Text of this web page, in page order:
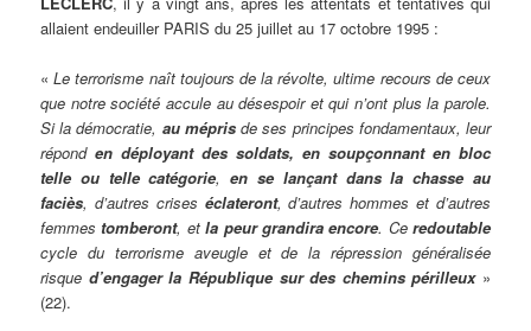
allaient endeuiller PARIS du 25 juillet au 17 octobre 1995 :
«Le terrorisme naît toujours de la révolte, ultime recours de ceux
que notre société accule au désespoir et qui n’ont plus la parole.
Si la démocratie, au méprisde ses principes fondamentaux, leur
réponden déployant des soldats, en soupçonnant en bloc
telle ou telle catégorie,en se lançant dans la chasse au
faciès, d’autres crises éclateront, d’autres hommes et d’autres
femmes tomberont, etla peur grandira encore. Ce redoutable
cycle du terrorisme aveugle et de la répression généralisée
risque d’engager la République sur des chemins périlleux»
(22).